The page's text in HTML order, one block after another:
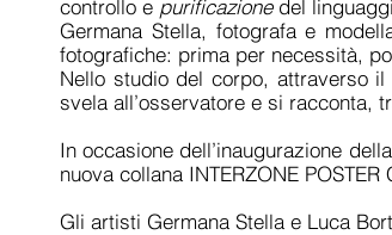
controllo e purificazione del
Germana Stella, fotografa e
fotografiche: prima per necessità,
Nello studio del corpo, attraverso
svela all’osservatore e si racconta,
In occasione dell’inaugurazione
nuova collana INTERZONE POSTER
Gli artisti Germana Stella e Luca